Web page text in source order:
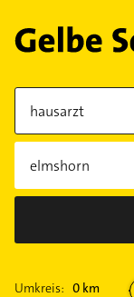
Umkreis: 0 km